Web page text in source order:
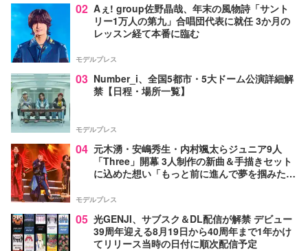
02 Aぇ! group佐野晶哉、年末の風物詩「サント
リー1万人の第九」合唱団代表に就任 3か月の
レッスン経て本番に臨む
モデルプレス
03 Number_i、全国5都市・5大ドーム公演詳細解
禁【日程・場所一覧】
モデルプレス
04 元木湧・安嶋秀生・内村颯太らジュニア9人
「Three」開幕 3人制作の新曲＆手描きセット
に込めた想い「もっと前に進んで夢を掴みた
モデルプレス
05 光GENJI、サブスク＆DL配信が解禁 デビュー
39周年迎える8月19日から40周年まで1年かけ
てリリース当時の日付に順次配信予定